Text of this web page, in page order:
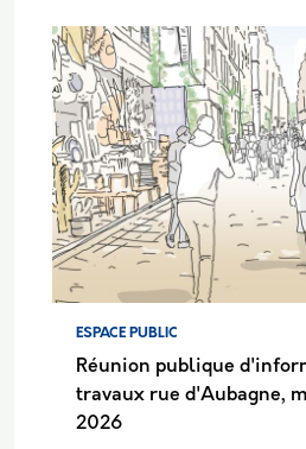
ESPACE PUBLIC
Réunion publique
travaux rue d'Aubagne,
2026